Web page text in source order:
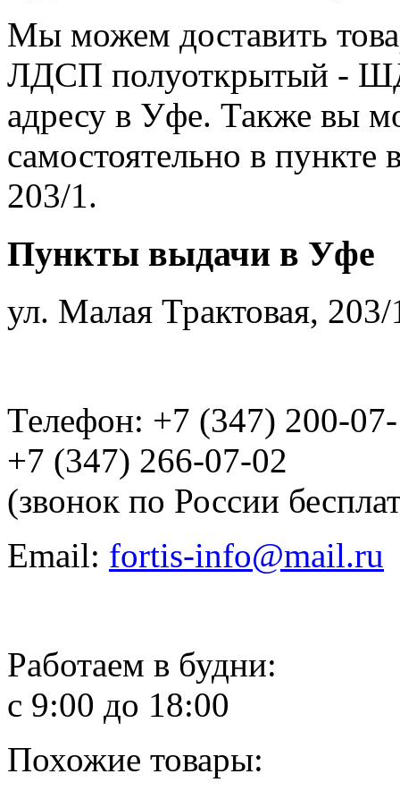
Мы можем доставить
ЛДСП полуоткрытый -
адресу в Уфе. Также вы
самостоятельно в
203/1.
Пункты выдачи в Уфе
ул. Малая Трактовая, 203/
Телефон: +7 (347) 200-
+7 (347) 266-07-02
(звонок по России
Email: fortis-info@mail.ru
Работаем в будни:
с 9:00 до 18:00
Похожие товары: